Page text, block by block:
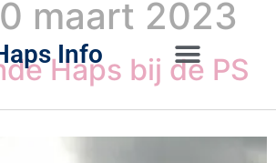
Info
maart 2023
Haps bij de PS